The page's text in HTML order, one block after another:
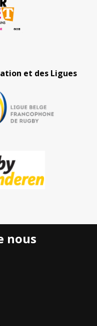
et des Ligues
nous